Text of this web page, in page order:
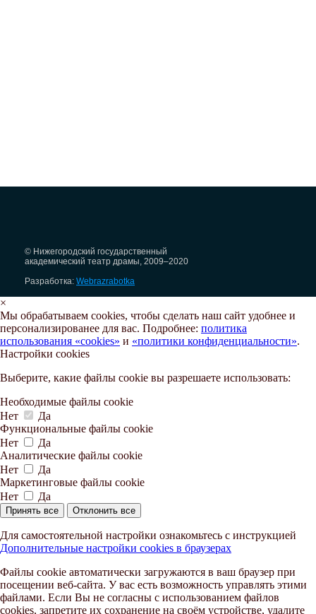
© Нижегородский государственный
академический театр драмы, 2009–2020
Разработка: Webrazrabotka
×
Мы обрабатываем cookies, чтобы сделать наш сайт удобнее и
персонализированее для вас. Подробнее: политика
использования «cookies» и «политики конфиденциальности».
Настройки cookies
Выберите, какие файлы cookie вы разрешаете использовать:
Необходимые файлы cookie
Нет
Да
Функциональные файлы cookie
Нет
Да
Аналитические файлы cookie
Нет
Да
Маркетинговые файлы cookie
Нет
Да
Принять все Отклонить все
Для самостоятельной настройки ознакомьтесь с инструкцией
Дополнительные настройки cookies в браузерах
Файлы cookie автоматически загружаются в ваш браузер при
посещении веб-сайта. У вас есть возможность управлять этими
файлами. Если Вы не согласны с использованием файлов
cookies, запретите их сохранение на своём устройстве, удалите